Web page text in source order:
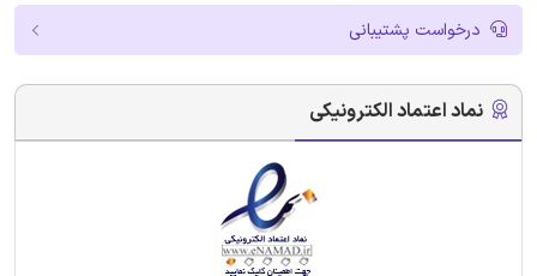
درخواست پشتیبانی
نماد اعتماد الکترونیکی